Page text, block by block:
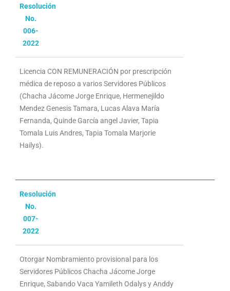
Resolución
No.
006-
2022
Licencia CON REMUNERACIÓN por prescripción
médica de reposo a varios Servidores Públicos
(Chacha Jácome Jorge Enrique, Hermenejildo
Mendez Genesis Tamara, Lucas Alava María
Fernanda, Quinde García angel Javier, Tapia
Tomala Luis Andres, Tapia Tomala Marjorie
Hailys).
Resolución
No.
007-
2022
Otorgar Nombramiento provisional para los
Servidores Públicos Chacha Jácome Jorge
Enrique, Sabando Vaca Yamileth Odalys y Anddy